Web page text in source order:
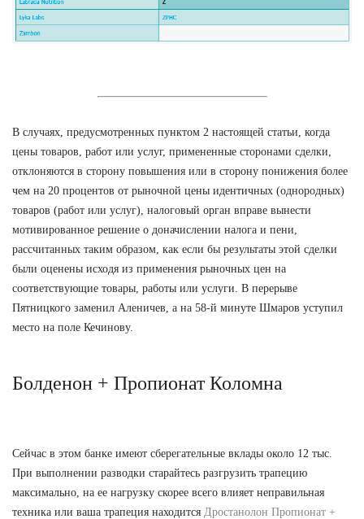
В случаях, предусмотренных пунктом 2 настоящей статьи, когда
цены товаров, работ или услуг, примененные сторонами сделки,
отклоняются в сторону повышения или в сторону понижения более
чем на 20 процентов от рыночной цены идентичных (однородных)
товаров (работ или услуг), налоговый орган вправе вынести
мотивированное решение о доначислении налога и пени,
рассчитанных таким образом, как если бы результаты этой сделки
были оценены исходя из применения рыночных цен на
соответствующие товары, работы или услуги. В перерыве
Пятницкого заменил Аленичев, а на 58-й минуте Шмаров уступил
место на поле Кечинову.
Болденон + Пропионат Коломна
Сейчас в этом банке имеют сберегательные вклады около 12 тыс.
При выполнении разводки старайтесь разгрузить трапецию
максимально, на ее нагрузку скорее всего влияет неправильная
техника или ваша трапеция находится Дростанолон Пропионат +